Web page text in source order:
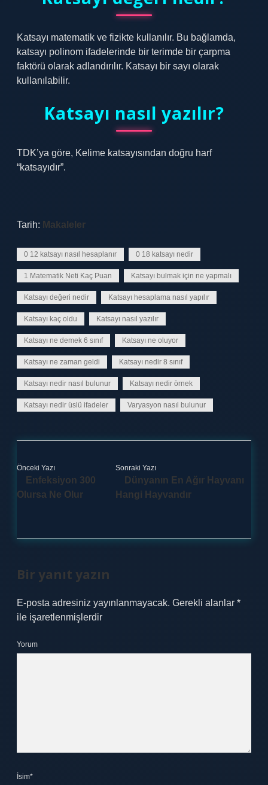
Katsayı matematik ve fizikte kullanılır. Bu bağlamda,
katsayı polinom ifadelerinde bir terimde bir çarpma
faktörü olarak adlandırılır. Katsayı bir sayı olarak
kullanılabilir.
Katsayı nasıl yazılır?
TDK’ya göre, Kelime katsayısından doğru harf
“katsayıdır”.
Tarih: Makaleler
0 12 katsayı nasıl hesaplanır 0 18 katsayı nedir
1 Matematik Neti Kaç Puan Katsayı bulmak için ne yapmalı
Katsayı değeri nedir Katsayı hesaplama nasıl yapılır
Katsayı kaç oldu Katsayı nasıl yazılır
Katsayı ne demek 6 sınıf Katsayı ne oluyor
Katsayı ne zaman geldi Katsayı nedir 8 sınıf
Katsayı nedir nasıl bulunur Katsayı nedir örnek
Katsayı nedir üslü ifadeler Varyasyon nasıl bulunur
Önceki Yazı
Enfeksiyon 300
Olursa Ne Olur
Sonraki Yazı
Dünyanın En Ağır Hayvanı
Hangi Hayvandır
Bir yanıt yazın
E-posta adresiniz yayınlanmayacak. Gerekli alanlar *
ile işaretlenmişlerdir
Yorum
İsim*